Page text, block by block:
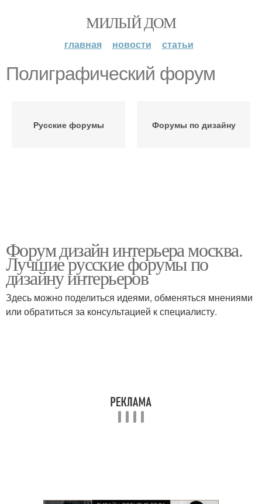
МИЛЫЙ ДОМ
главная новости статьи
Полиграфический форум
Русские форумы Форумы по дизайну
Форум дизайн интерьера москва.
Лучшие русские форумы по
дизайну интерьеров
Здесь можно поделиться идеями, обменяться мнениями
или обратиться за консультацией к специалисту.